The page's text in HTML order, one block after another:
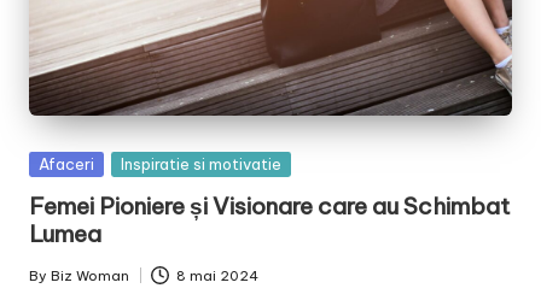
Posted
Afaceri Inspiratie si motivatie
Femei Pioniere și Visionare care au Schimbat
Lumea
Posted
By Biz Woman 8 mai 2024